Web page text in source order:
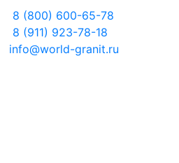
8 (800) 600-65-78
8 (911) 923-78-18
info@world-granit.ru